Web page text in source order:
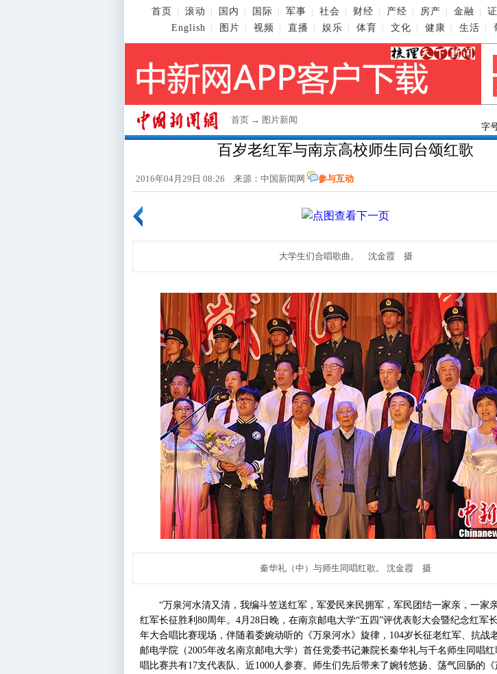
首页 滚动 国内 国际 军事 社会 财经 产经 房产 金融
English
图片 视频 直播 娱乐 体育 文化 健康 生活
首页 → 图片新闻
字
百岁老红军与南京高校师生同台颂红歌
2016年04月29日 08:26 来源： 中国新闻网 参与互动
大学生们合唱歌曲。 沈金霞 摄
秦华礼（中）与师生同唱红歌。 沈金霞 摄
“万泉河水清又清，我编斗笠送红军，军爱民来民拥军，军民团结一家亲，一家
红军长征胜利80周年。4月28日晚，在南京邮电大学“五四”评优表彰大会暨纪念红军
年大合唱比赛现场，伴随着委婉动听的《万泉河水》旋律，104岁长征老红军、抗战
邮电学院（2005年改名南京邮电大学）首任党委书记兼院长秦华礼与千名师生同唱
唱比赛共有17支代表队、近1000人参赛。师生们先后带来了婉转悠扬、荡气回肠的